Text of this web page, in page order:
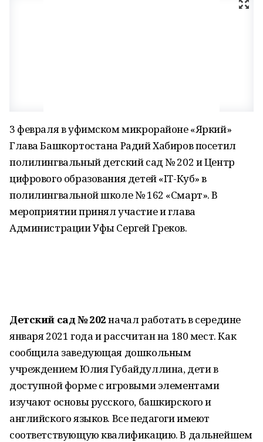
3 февраля в уфимском микрорайоне «Яркий»
Глава Башкортостана Радий Хабиров посетил
полилингвальный детский сад № 202 и Центр
цифрового образования детей «IT-Куб» в
полилингвальной школе № 162 «Смарт». В
мероприятии принял участие и глава
Администрации Уфы Сергей Греков.
Детский сад № 202начал работать в середине
января 2021 года и рассчитан на 180 мест. Как
сообщила заведующая дошкольным
учреждением Юлия Губайдуллина, дети в
доступной форме с игровыми элементами
изучают основы русского, башкирского и
английского языков. Все педагоги имеют
соответствующую квалификацию. В дальнейшем